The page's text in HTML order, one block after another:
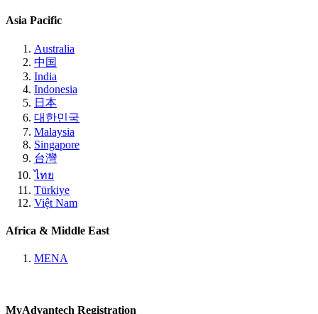
Asia Pacific
Australia
中国
India
Indonesia
日本
대한민국
Malaysia
Singapore
台灣
ไทย
Türkiye
Việt Nam
Africa & Middle East
MENA
MyAdvantech Registration